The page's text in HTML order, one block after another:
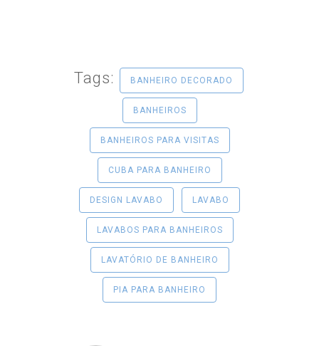
Tags: BANHEIRO DECORADO
BANHEIROS
BANHEIROS PARA VISITAS
CUBA PARA BANHEIRO
DESIGN LAVABO LAVABO
LAVABOS PARA BANHEIROS
LAVATÓRIO DE BANHEIRO
PIA PARA BANHEIRO